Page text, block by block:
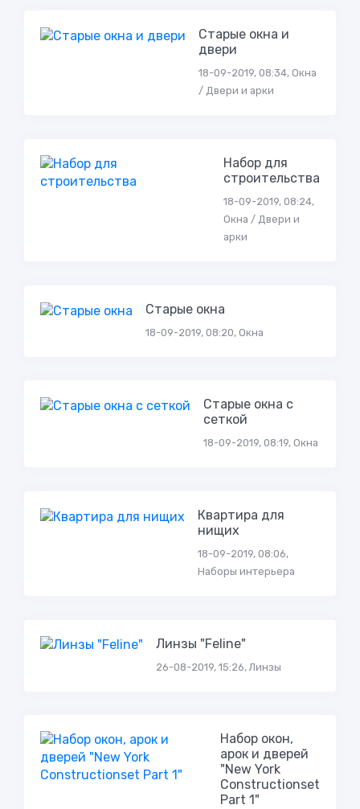
Старые окна и
двери
18-09-2019, 08:34, Окна
/ Двери и арки
Набор для
строительства
18-09-2019, 08:24,
Окна / Двери и
арки
Старые окна
18-09-2019, 08:20, Окна
Старые окна с
сеткой
18-09-2019, 08:19, Окна
Квартира для
нищих
18-09-2019, 08:06,
Наборы интерьера
Линзы "Feline"
26-08-2019, 15:26, Линзы
Набор окон,
арок и дверей
"New York
Constructionset
Part 1"